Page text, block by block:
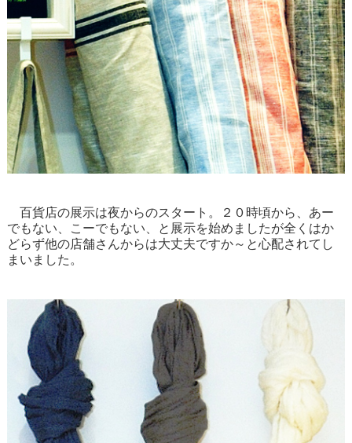
百貨店の展示は夜からのスタート。２０時頃から、あー
でもない、こーでもない、と展示を始めましたが全くはか
どらず他の店舗さんからは大丈夫ですか～と心配されてし
まいました。